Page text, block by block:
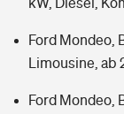
Ford Mondeo,
Limousine, ab
Ford Mondeo,